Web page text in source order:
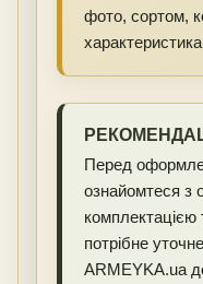
фото, сортом,
Перед
ознайомтеся з
потрібне
ARMEYKA.ua